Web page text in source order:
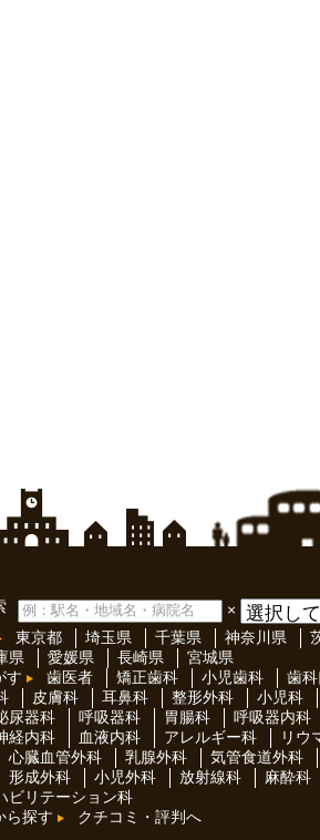
×
東京都 埼玉県 千葉県 神奈川県
県 愛媛県 長崎県
宮城県
す
歯医者 矯正歯科 小児歯科 歯
皮膚科 耳鼻科 整形外科 小児科
尿器科 呼吸器科 胃腸科 呼吸器内科
経内科 血液内科 アレルギー科 リウ
心臓血管外科 乳腺外科 気管食道外科
形成外科 小児外科 放射線科 麻酔科
ビリテーション科
ら探す
クチコミ・評判へ